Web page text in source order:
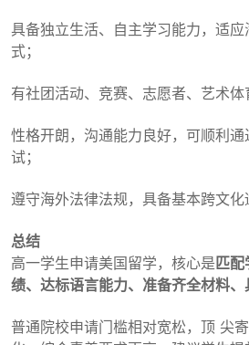
具备独立生活、自主学习能力，适
式；
有社团活动、竞赛、志愿者、艺术体
性格开朗，沟通能力良好，可顺利
试；
遵守海外法律法规，具备基本跨文化
总结
高一学生申请美国留学，核心是 匹
绩、达标语言能力、准备齐全材料
普通院校申请门槛相对宽松，顶 尖